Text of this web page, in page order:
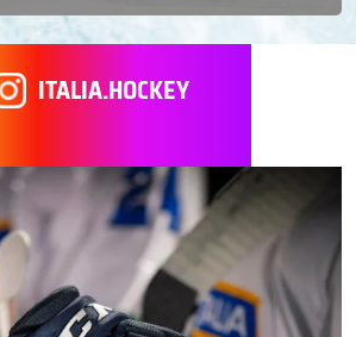
ITALIA.HOCKEY